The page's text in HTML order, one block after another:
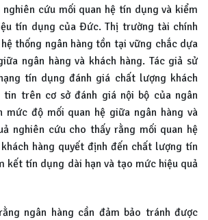
cứu mối quan hệ tín dụng và kiểm
tín dụng của Đức. Thị trường tài chính
thống ngân hàng tồn tại vững chắc dựa
ngân hàng và khách hàng. Tác giả sử
tín dụng đánh giá chất lượng khách
tin trên cơ sở đánh giá nội bộ của ngân
mức độ mối quan hệ giữa ngân hàng và
nghiên cứu cho thấy rằng mối quan hệ
hàng quyết định đến chất lượng tín
kết tín dụng dài hạn và tạo mức hiệu quả
ngân hàng cần đảm bảo tránh được